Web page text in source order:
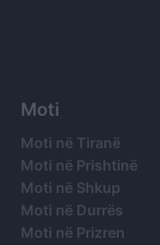
Moti
Moti në Tiranë
Moti në Prishtinë
Moti në Shkup
Moti në Durrës
Moti në Prizren